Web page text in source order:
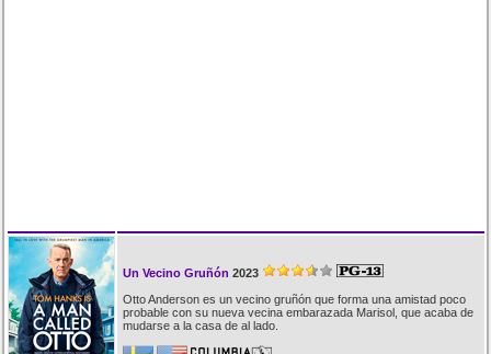
Un Vecino Gruñón 2023
Otto Anderson es un vecino gruñón que forma una amistad poco
probable con su nueva vecina embarazada Marisol, que acaba de
mudarse a la casa de al lado.